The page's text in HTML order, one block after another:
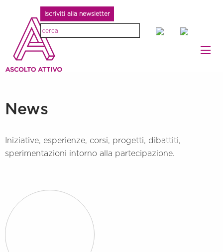
Iscriviti alla newsletter
News
Iniziative, esperienze, corsi, progetti, dibattiti,
sperimentazioni intorno alla partecipazione.